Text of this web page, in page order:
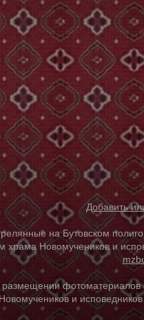
Добавить
на Бутовском
храма Новомучеников и
размещении
и